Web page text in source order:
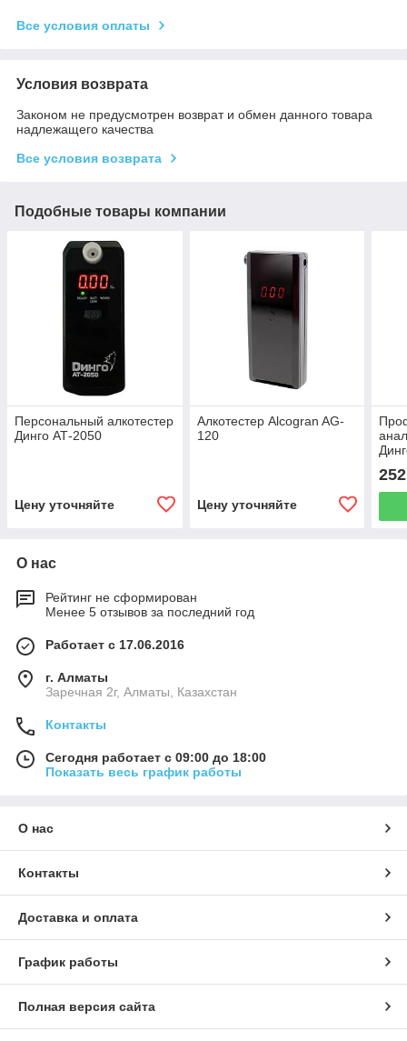
Все условия оплаты
Условия возврата
Законом не предусмотрен возврат и обмен данного товара
надлежащего качества
Все условия возврата
Подобные товары компании
Персональный алкотестер
Динго АТ-2050
Цену уточняйте
Алкотестер Alcogran AG-
120
Цену уточняйте
О нас
Рейтинг не сформирован
Менее 5 отзывов за последний год
Работает с 17.06.2016
г. Алматы
Заречная 2г, Алматы, Казахстан
Контакты
Сегодня работает с 09:00 до 18:00
Показать весь график работы
О нас
Контакты
Доставка и оплата
График работы
Полная версия сайта